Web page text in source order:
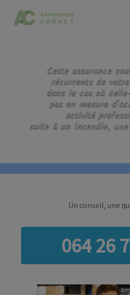
Cette assurance
récurrents de
dans le cas où
pas en mesure
activité
suite à un incendie,
Un conseil, une
064 26